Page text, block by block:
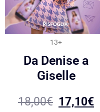
13+
Da Denise a
Giselle
18,00€ 17,10€